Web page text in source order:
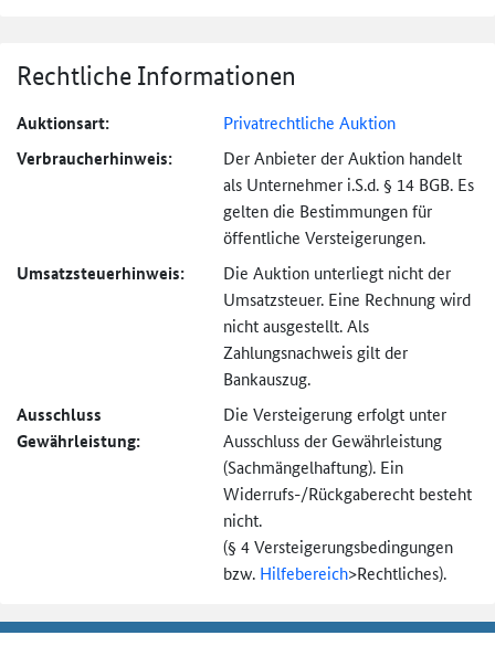
Rechtliche Informationen
Auktionsart: Privatrechtliche Auktion
Verbraucher­hinweis:
Der Anbieter der Auktion handelt
als Unternehmer i.S.d. § 14 BGB. Es
gelten die Bestimmungen für
öffentliche Versteigerungen.
Umsatzsteuer­hinweis:
Die Auktion unterliegt nicht der
Umsatzsteuer. Eine Rechnung wird
nicht ausgestellt. Als
Zahlungsnachweis gilt der
Bankauszug.
Ausschluss
Gewährleistung:
Die Versteigerung erfolgt unter
Ausschluss der Gewährleistung
(Sachmängel­haftung). Ein
Widerrufs-/Rückgaberecht besteht
nicht.
(§ 4 Versteigerungs­bedingungen
bzw. Hilfebereich>Rechtliches).